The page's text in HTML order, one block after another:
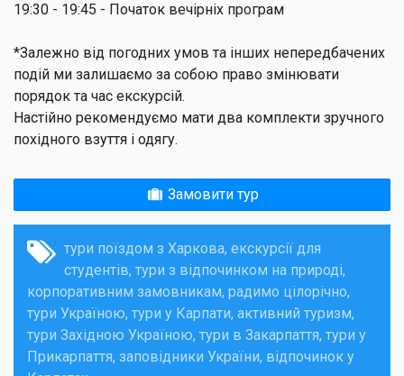
19:30 - 19:45 - Початок вечірніх програм
*Залежно від погодних умов та інших непередбачених
подій ми залишаємо за собою право змінювати
порядок та час екскурсій.
Настійно рекомендуємо мати два комплекти зручного
похідного взуття і одягу.
Замовити тур
тури поїздом з Харкова екскурсії для
студентів тури з відпочинком на природі
корпоративним замовникам радимо цілорічно
тури Україною тури у Карпати активний туризм
тури Західною Україною тури в Закарпаття тури у
Прикарпаття заповідники України відпочинок у